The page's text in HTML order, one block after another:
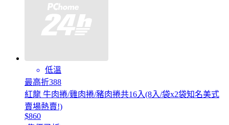
低溫
最高折388
紅龍 牛肉捲/雞肉捲/豬肉捲共16入(8入/袋x2袋知名美式
賣場熱賣!)
$860